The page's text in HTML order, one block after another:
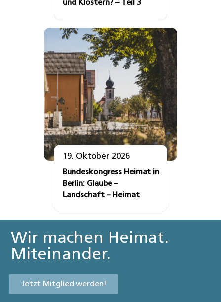
und Klöstern? – Teil 3
19. Oktober 2026
Bundeskongress Heimat in
Berlin: Glaube –
Landschaft – Heimat
Wir machen Heimat.
Miteinander.
Jetzt Mitglied werden!